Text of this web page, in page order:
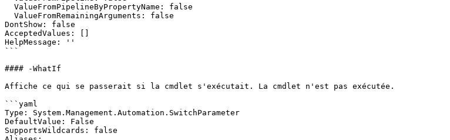
DontShow: false
AcceptedValues: []
HelpMessage: ''
```
#### -WhatIf
Affiche ce qui se passerait si la cmdlet s'exécutait. La cmdlet n'est pas exécutée.
```yaml
Type: System.Management.Automation.SwitchParameter
DefaultValue: False
SupportsWildcards: false